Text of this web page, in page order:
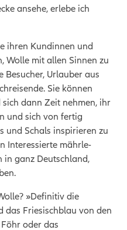
ansehe, erlebe ich
ihren Kundinnen und
Wolle mit allen Sinnen zu
Besucher, Urlauber aus
Sie können
dann Zeit nehmen, ihr
und sich von fertig
und Schals inspirieren zu
Interessierte mährle-
in ganz Deutschland,
»Definitiv die
das Friesischblau von den
oder das